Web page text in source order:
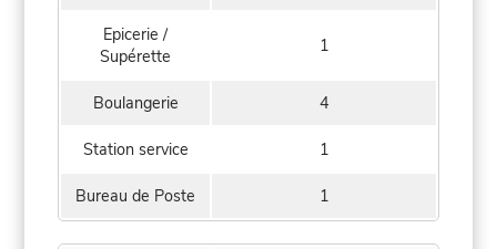
Epicerie /
Supérette
1
Boulangerie 4
Station service 1
Bureau de Poste 1